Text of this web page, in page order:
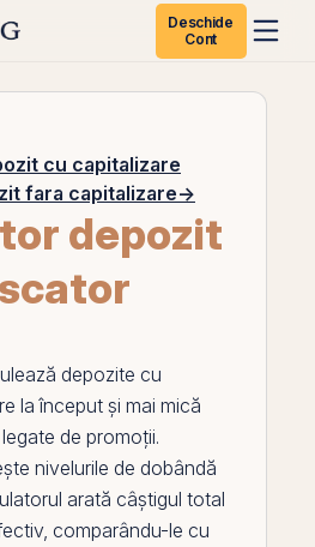
Deschide
Cont
cu capitalizare
fara capitalizare→
depozit
depozite cu
la început și mai mică
de promoții.
nivelurile de dobândă
arată câștigul total
comparându-le cu